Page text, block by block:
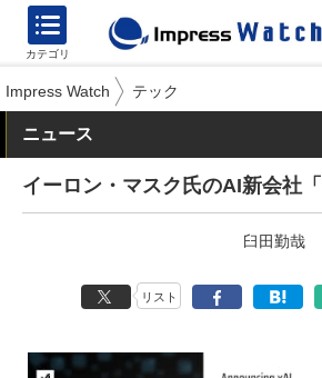
カテゴリ
Impress Watch テック
ニュース
イーロン・マスク氏のAI新会社
臼田勤哉
リスト